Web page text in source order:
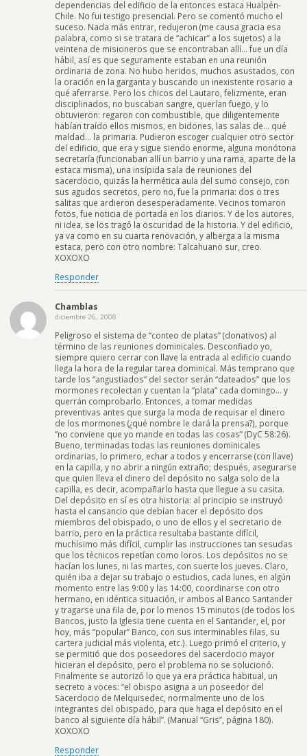
dependencias del edificio de la entonces estaca Hualpén-
Chile. No fui testigo presencial. Pero se comentó mucho el
suceso. Nada más entrar, redujeron (me causa gracia esa
palabra, como si se tratara de “achicar” a los sujetos) a la
veintena de misioneros que se encontraban allí… fue un día
hábil, así es que seguramente estaban en una reunión
ordinaria de zona. No hubo heridos, muchos asustados, con
la oración en la garganta y buscando un inexistente rosario a
qué aferrarse. Pero los chicos del Lautaro, felizmente, eran
disciplinados, no buscaban sangre, querían fuego, y lo
obtuvieron: regaron con combustible, que diligentemente
habían traído ellos mismos, en bidones, las salas de… qué
maldad… la primaria. Pudieron escoger cualquier otro sector
del edificio, que era y sigue siendo enorme, alguna monótona
secretaría (funcionaban allí un barrio y una rama, aparte de la
estaca misma), una insípida sala de reuniones del
sacerdocio, quizás la hermética aula del sumo consejo, con
sus agudos secretos, pero no, fue la primaria: dos o tres
salitas que ardieron desesperadamente. Vecinos tomaron
fotos, fue noticia de portada en los diarios. Y de los autores,
ni idea, se los tragó la oscuridad de la historia. Y del edificio,
ya va como en su cuarta renovación, y alberga a la misma
estaca, pero con otro nombre: Talcahuano sur, creo.
XOXOXO
Responder
Chamblas
diciembre 26, 2008
Peligroso el sistema de “conteo de platas” (donativos) al
término de las reuniones dominicales. Desconfiado yo,
siempre quiero cerrar con llave la entrada al edificio cuando
llega la hora de la regular tarea dominical. Más temprano que
tarde los “angustiados” del sector serán “dateados” que los
mormones recolectan y cuentan la “plata” cada domingo… y
querrán comprobarlo. Entonces, a tomar medidas
preventivas antes que surga la moda de requisar el dinero
de los mormones (¿qué nombre le dará la prensa?), porque
“no conviene que yo mande en todas las cosas” (DyC 58:26).
Bueno, terminadas todas las reuniones dominicales
ordinarias, lo primero, echar a todos y encerrarse (con llave)
en la capilla, y no abrir a ningún extraño; después, asegurarse
que quien lleva el dinero del depósito no salga solo de la
capilla, es decir, acompañarlo hasta que llegue a su casita.
Del depósito en sí es otra historia: al principio se instruyó
hasta el cansancio que debían hacer el depósito dos
miembros del obispado, o uno de ellos y el secretario de
barrio, pero en la práctica resultaba bastante difícil,
muchísimo más difícil, cumplir las instrucciones tan sesudas
que los técnicos repetían como loros. Los depósitos no se
hacían los lunes, ni las martes, con suerte los jueves. Claro,
quién iba a dejar su trabajo o estudios, cada lunes, en algún
momento entre las 9:00 y las 14:00, coordinarse con otro
hermano, en idéntica situación, ir ambos al Banco Santander
y tragarse una fila de, por lo menos 15 minutos (de todos los
Bancos, justo la Iglesia tiene cuenta en el Santander, el, por
hoy, más “popular” Banco, con sus interminables filas, su
cartera judicial más violenta, etc.). Luego primó el criterio, y
se permitió que dos poseedores del sacerdocio mayor
hicieran el depósito, pero el problema no se solucionó.
Finalmente se autorizó lo que ya era práctica habitual, un
secreto a voces: “el obispo asigna a un poseedor del
Sacerdocio de Melquisedec, normalmente uno de los
integrantes del obispado, para que haga el depósito en el
banco al siguiente día hábil”. (Manual “Gris”, página 180).
XOXOXO
Responder